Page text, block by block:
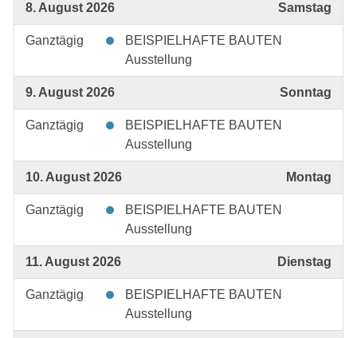
8. August 2026 Samstag
Ganztägig
BEISPIELHAFTE BAUTEN
Ausstellung
9. August 2026 Sonntag
Ganztägig
BEISPIELHAFTE BAUTEN
Ausstellung
10. August 2026 Montag
Ganztägig
BEISPIELHAFTE BAUTEN
Ausstellung
11. August 2026 Dienstag
Ganztägig
BEISPIELHAFTE BAUTEN
Ausstellung